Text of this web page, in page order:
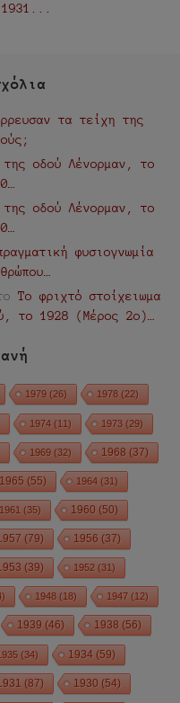
τα τείχη της
της οδού Λένορμαν, το
της οδού Λένορμαν, το
φυσιογνωμία
Το φριχτό στοίχειωμα
το 1928 (Μέρος 2ο)…
1979 (26) 1978 (22)
1974 (11) 1973 (29)
1969 (32) 1968 (37)
1965 (55) 1964 (31)
1961 (35) 1960 (50)
(79) 1956 (37)
(39) 1952 (31)
1948 (18) 1947 (12)
1939 (46) 1938 (56)
(34) 1934 (59)
(87) 1930 (54)